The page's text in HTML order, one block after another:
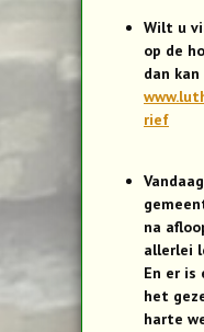
Wilt u
op de
dan
rief
na
allerlei
En er is
het
harte